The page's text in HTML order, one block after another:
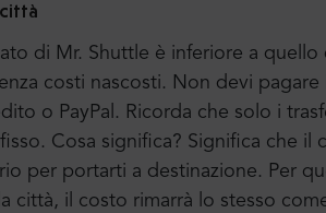
di Mr. Shuttle è inferiore a quello
costi nascosti. Non devi pagare
o PayPal. Ricorda che solo i
Cosa significa? Significa che il
per portarti a destinazione. Per
città, il costo rimarrà lo stesso